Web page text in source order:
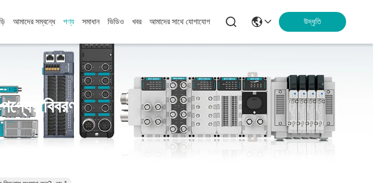
আমাদের সম্বন্ধে পণ্য সমাধান ভিডিও খবর আমাদের সাথে যোগাযোগ উদ্ধৃতি
পণ্যের বিবরণ